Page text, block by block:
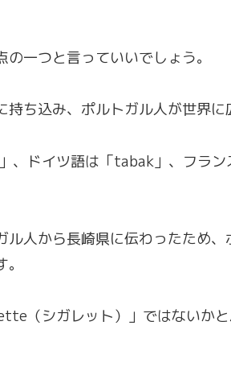
一つと言っていいでしょう。
ち込み、ポルトガル人が世界に
、ドイツ語は「tabak」、フラン
人から長崎県に伝わったため、
（シガレット）」ではないか